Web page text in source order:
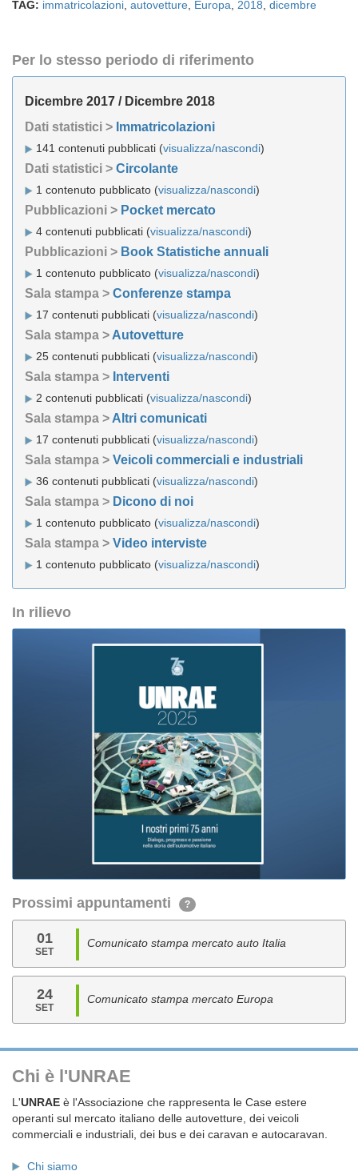
TAG: immatricolazioni autovetture Europa 2018 dicembre
Per lo stesso periodo di riferimento
Dicembre 2017 / Dicembre 2018
Dati statistici > Immatricolazioni
141 contenuti pubblicati (visualizza/nascondi)
Dati statistici > Circolante
1 contenuto pubblicato (visualizza/nascondi)
Pubblicazioni > Pocket mercato
4 contenuti pubblicati (visualizza/nascondi)
Pubblicazioni > Book Statistiche annuali
1 contenuto pubblicato (visualizza/nascondi)
Sala stampa > Conferenze stampa
17 contenuti pubblicati (visualizza/nascondi)
Sala stampa > Autovetture
25 contenuti pubblicati (visualizza/nascondi)
Sala stampa > Interventi
2 contenuti pubblicati (visualizza/nascondi)
Sala stampa > Altri comunicati
17 contenuti pubblicati (visualizza/nascondi)
Sala stampa > Veicoli commerciali e industriali
36 contenuti pubblicati (visualizza/nascondi)
Sala stampa > Dicono di noi
1 contenuto pubblicato (visualizza/nascondi)
Sala stampa > Video interviste
1 contenuto pubblicato (visualizza/nascondi)
In rilievo
Prossimi appuntamenti ?
01
SET
Comunicato stampa mercato auto Italia
24
SET
Comunicato stampa mercato Europa
Chi è l'UNRAE
L'UNRAE è l'Associazione che rappresenta le Case estere
operanti sul mercato italiano delle autovetture, dei veicoli
commerciali e industriali, dei bus e dei caravan e autocaravan.
Chi siamo